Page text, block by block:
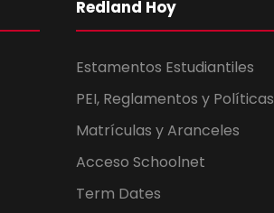
Redland Hoy
Estamentos Estudiantiles
PEI, Reglamentos y Políticas
Matrículas y Aranceles
Acceso Schoolnet
Term Dates